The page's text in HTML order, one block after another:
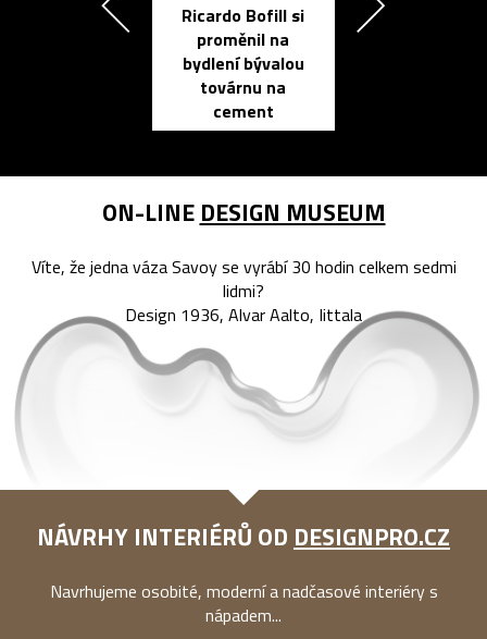
Ricardo Bofill si
proměnil na
bydlení bývalou
továrnu na
cement
ON-LINE DESIGN MUSEUM
Víte, že jedna váza Savoy se vyrábí 30 hodin celkem sedmi
lidmi?
Design 1936, Alvar Aalto, Iittala
NÁVRHY INTERIÉRŮ OD DESIGNPRO.CZ
Navrhujeme osobité, moderní a nadčasové interiéry s
nápadem...